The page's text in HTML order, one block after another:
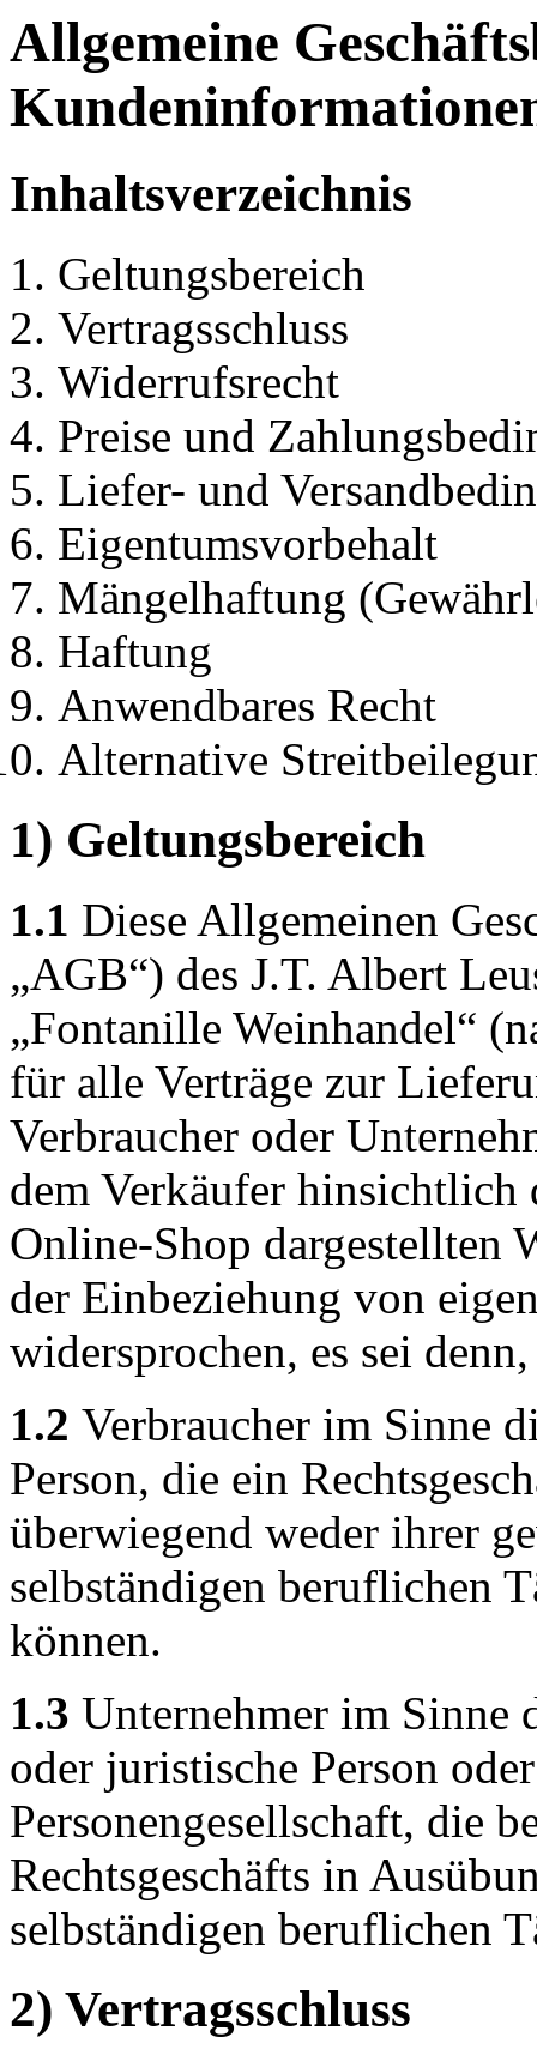
Allgemeine
Inhaltsverzeichnis
Geltungsbereich
Vertragsschluss
Widerrufsrecht
Preise und
Liefer- und
Eigentumsvorbehalt
Mängelhaftung
Haftung
Anwendbares Recht
Alternative
1) Geltungsbereich
1.1 Diese Allgemeinen
„AGB“) des J.T. Albert
„Fontanille Weinhandel“
für alle Verträge zur
Verbraucher oder
dem Verkäufer hinsichtlich
Online-Shop dargestellten
der Einbeziehung von
widersprochen, es sei
1.2 Verbraucher im Sinne
Person, die ein
überwiegend weder ihrer
selbständigen beruflichen
können.
1.3 Unternehmer im Sinne
oder juristische Person
Personengesellschaft, die
Rechtsgeschäfts in
selbständigen beruflichen
2) Vertragsschluss